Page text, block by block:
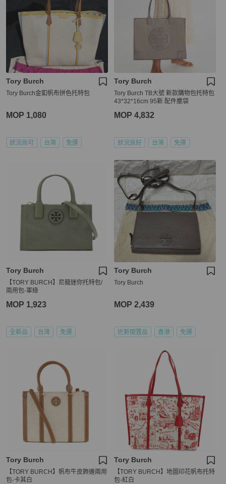
Tory Burch
Tory Burch金釦帆布拼色托特包
MOP 1,080
狀況尚可 台灣 免運
Tory Burch
Tory Burch TB大號 新款購物包托特包
43*32*16cm 95新 配件塵袋
MOP 4,832
狀況良好 台灣 免運
Tory Burch
【TORY BURCH】尼龍迷你托特包/
兩用包-軍綠
MOP 1,923
全新品 台灣 免運
Tory Burch
Tory Burch
MOP 2,439
近新閒置品 香港 免運
Tory Burch
【TORY BURCH】帆布牛皮飾邊兩用
包-卡其白
Tory Burch
【TORY BURCH】地圖印花帆布托特
包-紅白